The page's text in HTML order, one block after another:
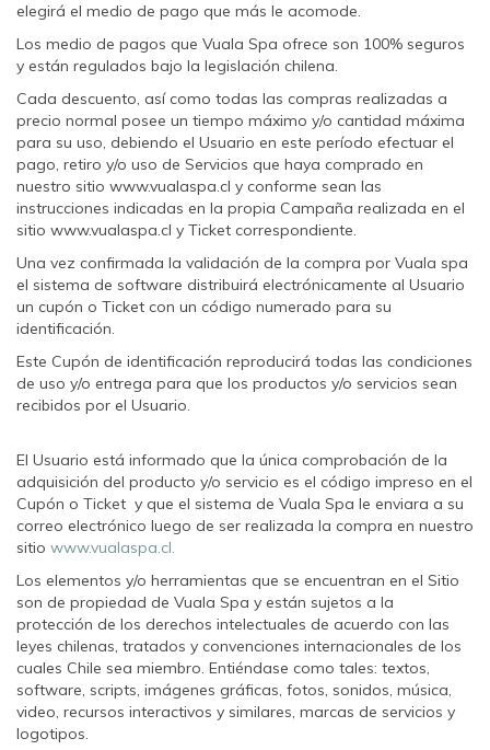
elegirá el medio de pago que más le acomode.
Los medio de pagos que Vuala Spa ofrece son 100% seguros
y están regulados bajo la legislación chilena.
Cada descuento, así como todas las compras realizadas a
precio normal posee un tiempo máximo y/o cantidad máxima
para su uso, debiendo el Usuario en este período efectuar el
pago, retiro y/o uso de Servicios que haya comprado en
nuestro sitio www.vualaspa.cl y conforme sean las
instrucciones indicadas en la propia Campaña realizada en el
sitio www.vualaspa.cl y Ticket correspondiente.
Una vez confirmada la validación de la compra por Vuala spa
el sistema de software distribuirá electrónicamente al Usuario
un cupón o Ticket con un código numerado para su
identificación.
Este Cupón de identificación reproducirá todas las condiciones
de uso y/o entrega para que los productos y/o servicios sean
recibidos por el Usuario.
El Usuario está informado que la única comprobación de la
adquisición del producto y/o servicio es el código impreso en el
Cupón o Ticket y que el sistema de Vuala Spa le enviara a su
correo electrónico luego de ser realizada la compra en nuestro
sitio www.vualaspa.cl.
Los elementos y/o herramientas que se encuentran en el Sitio
son de propiedad de Vuala Spa y están sujetos a la
protección de los derechos intelectuales de acuerdo con las
leyes chilenas, tratados y convenciones internacionales de los
cuales Chile sea miembro. Entiéndase como tales: textos,
software, scripts, imágenes gráficas, fotos, sonidos, música,
video, recursos interactivos y similares, marcas de servicios y
logotipos.